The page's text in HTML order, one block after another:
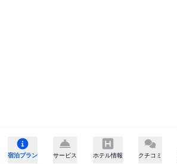
宿泊プラン サービス ホテル情報 クチコミ